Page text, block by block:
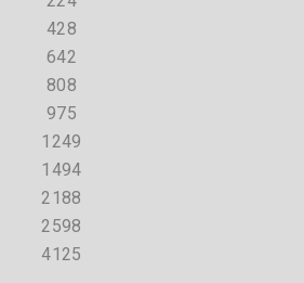
428
642
808
975
1249
1494
2188
2598
4125